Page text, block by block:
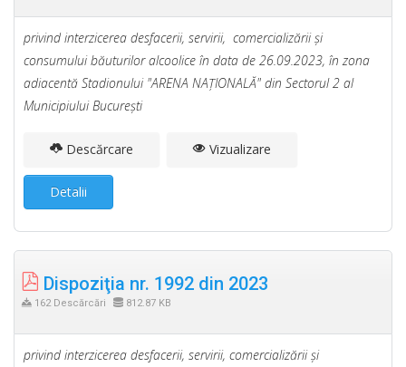
privind interzicerea desfacerii, servirii, comercializării şi
consumului băuturilor alcoolice în data de 26.09.2023, în zona
adiacentă Stadionului "ARENA NAŢIONALĂ" din Sectorul 2 al
Municipiului Bucureşti
Descărcare Vizualizare
Detalii
Dispoziţia nr. 1992 din 2023
162 Descărcări 812.87 KB
privind interzicerea desfacerii, servirii, comercializării şi